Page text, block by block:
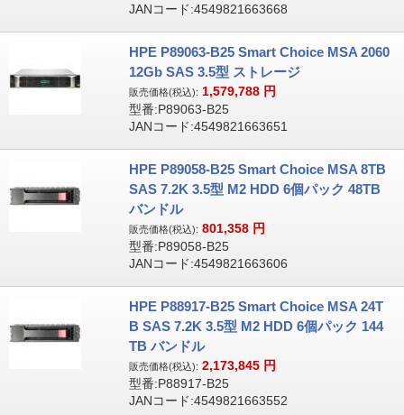
JANコード:4549821663668
HPE P89063-B25 Smart Choice MSA 2060
12Gb SAS 3.5型 ストレージ
販売価格(税込): 1,579,788 円
型番:P89063-B25
JANコード:4549821663651
HPE P89058-B25 Smart Choice MSA 8TB
SAS 7.2K 3.5型 M2 HDD 6個パック 48TB
バンドル
販売価格(税込): 801,358 円
型番:P89058-B25
JANコード:4549821663606
HPE P88917-B25 Smart Choice MSA 24T
B SAS 7.2K 3.5型 M2 HDD 6個パック 144
TB バンドル
販売価格(税込): 2,173,845 円
型番:P88917-B25
JANコード:4549821663552